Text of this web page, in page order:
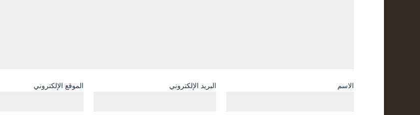
الاسم البريد الإلكتروني الموقع الإلكتروني